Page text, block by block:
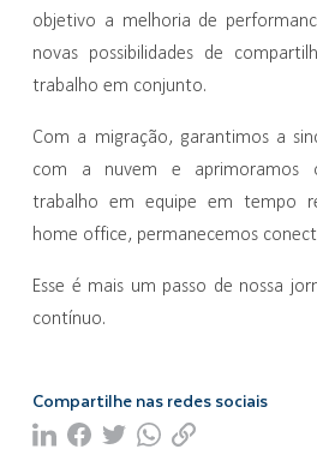
objetivo a melhoria de
novas possibilidades de
trabalho em conjunto.
Com a migração, garantimos a
com a nuvem e aprimoramos
trabalho em equipe em tempo
home office, permanecemos
Esse é mais um passo de nossa
contínuo.
Compartilhe nas redes sociais